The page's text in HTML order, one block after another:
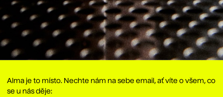
Alma je to místo. Nechte nám na sebe email, ať víte o všem, co
se u nás děje: